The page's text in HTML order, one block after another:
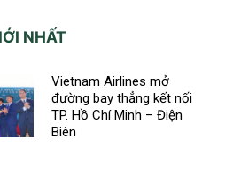
NHẤT
Vietnam Airlines mở
đường bay thẳng kết nối
TP. Hồ Chí Minh – Điện
Biên